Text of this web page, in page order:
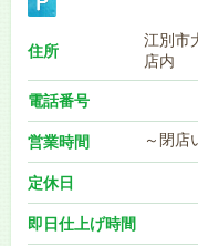
住所
江別市
店内
電話番号
営業時間 ～閉店
定休日
即日仕上げ時間